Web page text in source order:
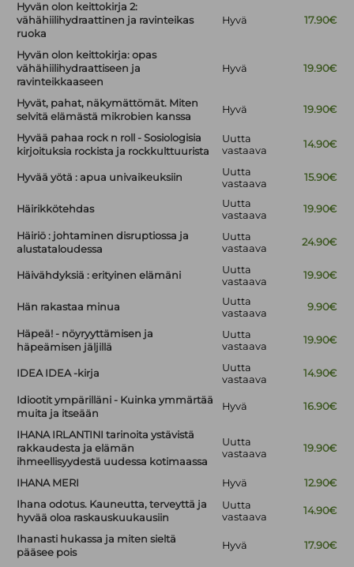
Hyvän olon keittokirja 2:
vähähiilihydraattinen ja ravinteikas
ruoka
Hyvä 17.90€
Hyvän olon keittokirja: opas
vähähiilihydraattiseen ja
ravinteikkaaseen
Hyvä 19.90€
Hyvät, pahat, näkymättömät. Miten
selvitä elämästä mikrobien kanssa
Hyvä 19.90€
Hyvää pahaa rock n roll - Sosiologisia
kirjoituksia rockista ja rockkulttuurista
Uutta
vastaava
14.90€
Hyvää yötä : apua univaikeuksiin
Uutta
vastaava
15.90€
Häirikkötehdas
Uutta
vastaava
19.90€
Häiriö : johtaminen disruptiossa ja
alustataloudessa
Uutta
vastaava
24.90€
Häivähdyksiä : erityinen elämäni
Uutta
vastaava
19.90€
Hän rakastaa minua
Uutta
vastaava
9.90€
Häpeä! - nöyryyttämisen ja
häpeämisen jäljillä
Uutta
vastaava
19.90€
IDEA IDEA -kirja
Uutta
vastaava
14.90€
Idiootit ympärilläni - Kuinka ymmärtää
muita ja itseään
Hyvä 16.90€
IHANA IRLANTINI tarinoita ystävistä
rakkaudesta ja elämän
ihmeellisyydestä uudessa kotimaassa
Uutta
vastaava
19.90€
IHANA MERI Hyvä
12.90€
Ihana odotus. Kauneutta, terveyttä ja
hyvää oloa raskauskuukausiin
Uutta
vastaava
14.90€
Ihanasti hukassa ja miten sieltä
pääsee pois
Hyvä 17.90€